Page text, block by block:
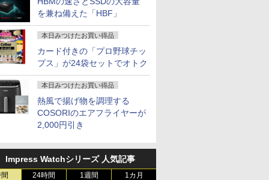
を兼ね備えた「HBF」
本日みつけたお買い得品
カード付きの「プロ野球チッ
プス」が24袋セットでオトク
本日みつけたお買い得品
熱風で揚げ物を調理する
COSORIのエアフライヤーが
2,000円引き
Impress Watchシリーズ 人気記事
24時間 1週間 1カ月